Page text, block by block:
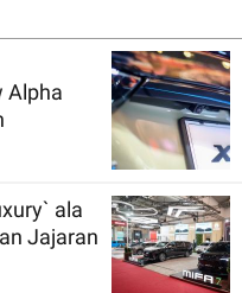
Alpha
ala
Jajaran